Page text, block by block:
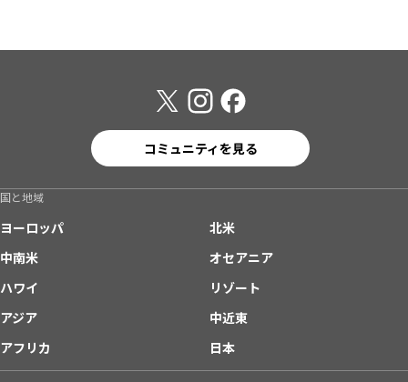
コミュニティを見る
国と地域
ヨーロッパ
北米
中南米
オセアニア
ハワイ
リゾート
アジア
中近東
アフリカ
日本